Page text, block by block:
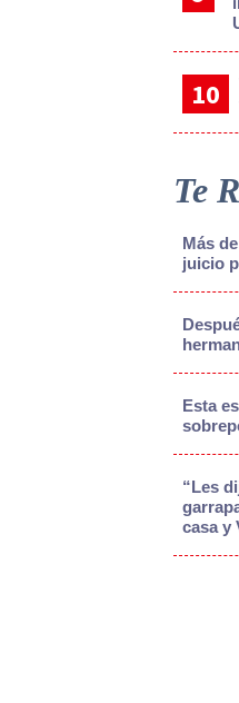
Te
Más
juicio
Esta
“Les
casa y